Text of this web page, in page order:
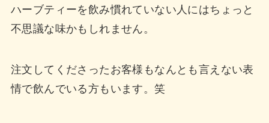
ハーブティーを飲み慣れていない人にはちょっと
不思議な味かもしれません。
注文してくださったお客様もなんとも言えない表
情で飲んでいる方もいます。笑